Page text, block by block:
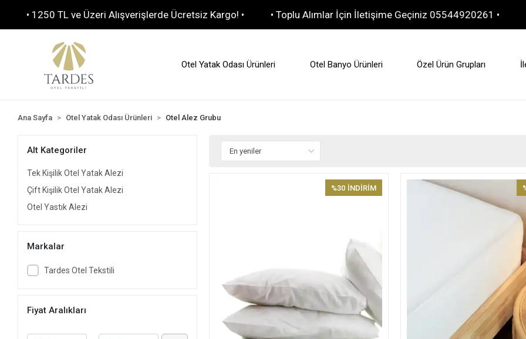
TL ve Üzeri Alışverişlerde Ücretsiz Kargo! • • Toplu Alımlar İçin İletişime Geçiniz 05544920261 • 10.000
Otel Yatak Odası Ürünleri Otel Banyo Ürünleri Özel Ürün Grupları
Ana Sayfa Otel Yatak Odası Ürünleri Otel Alez Grubu
Alt Kategoriler
Tek Kişilik Otel Yatak Alezi
Çift Kişilik Otel Yatak Alezi
Otel Yastık Alezi
Markalar
Tardes Otel Tekstili
Fiyat Aralıkları
%30 İNDİRİM